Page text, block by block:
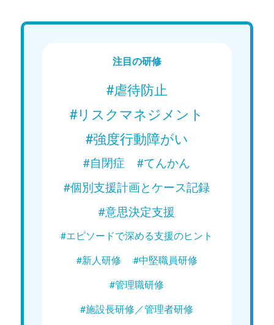
注目の研修
#虐待防止
#リスクマネジメント
#強度行動障がい
#自閉症
#てんかん
#個別支援計画とケース記録
#意思決定支援
#エピソードで深める支援のヒント
#新人研修
#中堅職員研修
#管理職研修
#施設長研修／管理者研修